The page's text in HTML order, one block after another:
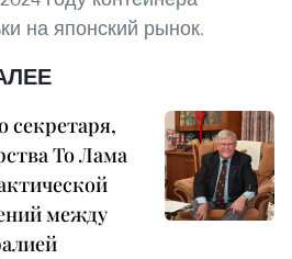
на японский рынок.
секретаря,
То Лама
между